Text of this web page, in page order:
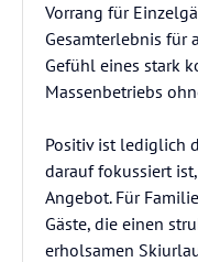
Vorrang für
Gesamterlebnis für
Gefühl eines stark
Massenbetriebs
Positiv ist lediglich
darauf fokussiert
Angebot. Für
Gäste, die einen
erholsamen